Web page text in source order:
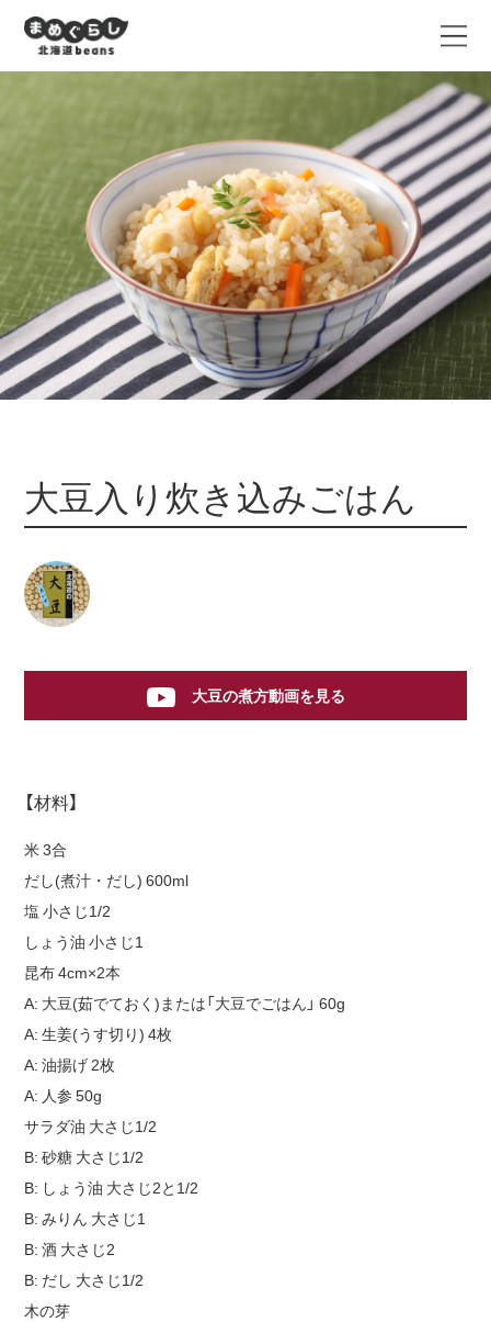
大豆入り炊き込みごはん
大豆の煮方動画を見る
【材料】
米 3合
だし(煮汁・だし) 600ml
塩 小さじ1/2
しょう油 小さじ1
昆布 4cm×2本
A: 大豆(茹でておく)または「大豆でごはん」 60g
A: 生姜(うす切り) 4枚
A: 油揚げ 2枚
A: 人参 50g
サラダ油 大さじ1/2
B: 砂糖 大さじ1/2
B: しょう油 大さじ2と1/2
B: みりん 大さじ1
B: 酒 大さじ2
B: だし 大さじ1/2
木の芽